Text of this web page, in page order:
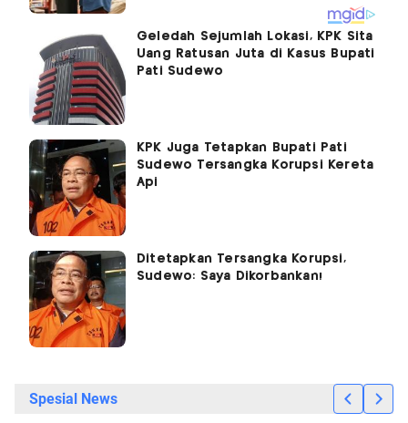
Geledah Sejumlah Lokasi, KPK Sita
Uang Ratusan Juta di Kasus Bupati
Pati Sudewo
KPK Juga Tetapkan Bupati Pati
Sudewo Tersangka Korupsi Kereta
Api
Ditetapkan Tersangka Korupsi,
Sudewo: Saya Dikorbankan!